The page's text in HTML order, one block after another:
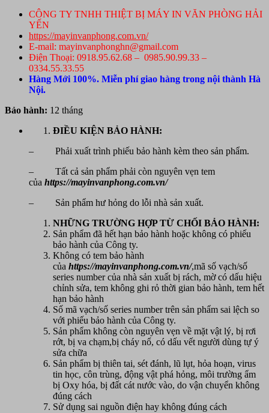
CÔNG TY TNHH THIỆT BỊ MÁY IN VĂN PHÒNG HẢI
YẾN
https://mayinvanphong.com.vn/
E-mail: mayinvanphonghn@gmail.com
Điện Thoại: 0918.95.62.68 – 0985.90.99.33 –
0334.55.33.55
Hàng Mới 100%. Miễn phí giao hàng trong nội thành Hà
Nội.
Bảo hành: 12 tháng
ĐIỀU KIỆN BẢO HÀNH:
– Phải xuất trình phiếu bảo hành kèm theo sản phẩm.
– Tất cả sản phẩm phải còn nguyên vẹn tem
của https://mayinvanphong.com.vn/
– Sản phẩm hư hỏng do lỗi nhà sản xuất.
NHỮNG TRƯỜNG HỢP TỪ CHỐI BẢO HÀNH:
Sản phẩm đã hết hạn bảo hành hoặc không có phiếu
bảo hành của Công ty.
Không có tem bảo hành
của https://mayinvanphong.com.vn/,mã số vạch/số
series number của nhà sản xuất bị rách, mờ có dấu hiệu
chỉnh sửa, tem không ghi rỏ thời gian bảo hành, tem hết
hạn bảo hành
Số mã vạch/số series number trên sản phẩm sai lệch so
với phiếu bảo hành của Công ty.
Sản phẩm không còn nguyên vẹn về mặt vật lý, bị rơi
rớt, bị va chạm,bị cháy nổ, có dấu vết người dùng tự ý
sửa chữa
Sản phẩm bị thiên tai, sét đánh, lũ lụt, hỏa hoạn, virus
tin học, côn trùng, động vật phá hỏng, môi trường ẩm
bị Oxy hóa, bị đất cát nước vào, do vận chuyển không
đúng cách
Sử dụng sai nguồn điện hay không đúng cách